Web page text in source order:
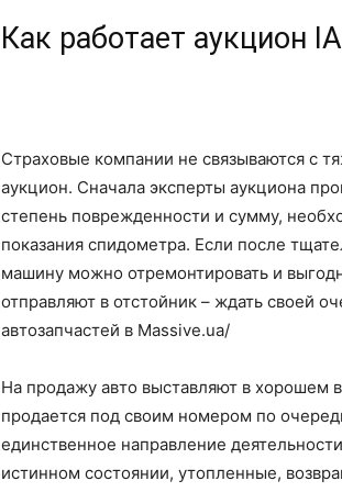
Как работает аукцион
Страховые компании не связываются с
аукцион. Сначала эксперты аукциона
степень поврежденности и сумму,
показания спидометра. Если после
машину можно отремонтировать и
отправляют в отстойник – ждать своей
автозапчастей в Massive.ua/
На продажу авто выставляют в хорошем
продается под своим номером по
единственное направление
истинном состоянии, утопленные,